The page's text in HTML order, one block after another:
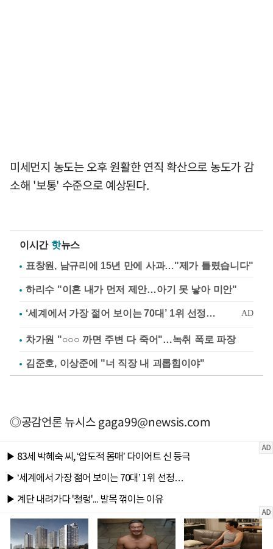
미세먼지 농도는 오후 원활한 연직 확산으로 농도가 감
소해 '보통' 수준으로 예상된다.
이시간 핫뉴스
표창원, 남규리에 15년 만에 사과…"제가 틀렸습니다"
하리수 "이혼 내가 먼저 제안…아기 못 낳아 미안"
차가원 "○○○ 까면 주변 다 죽어"…녹취 폭로 파장
김준호, 이상준에 "너 직장 내 괴롭힘이야"
◎공감언론 뉴시스gaga99@newsis.com